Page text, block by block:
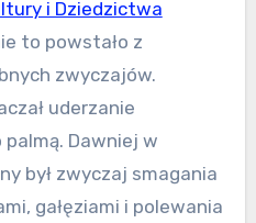
i Dziedzictwa
to powstało z
zwyczajów.
uderzanie
palmą. Dawniej w
był zwyczaj smagania
gałęziami i polewania